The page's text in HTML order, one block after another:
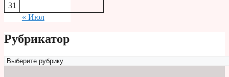
31
« Июл
Рубрикатор
Рубрикатор